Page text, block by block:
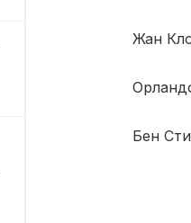
Жан
Бен